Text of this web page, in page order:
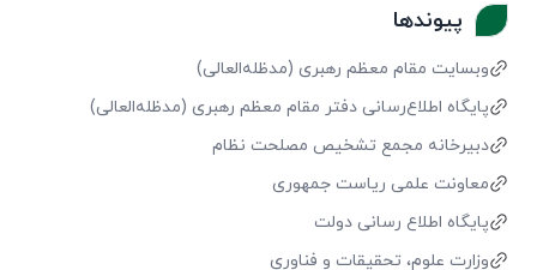
پیوندها
وبسایت مقام معظم رهبری (مد‌ظله‌العالی)
پایگاه اطلاع‌رسانی دفتر مقام معظم رهبری (مد‌ظله‌العالی)
دبیرخانه مجمع تشخیص مصلحت نظام
معاونت علمی ریاست جمهوری
پایگاه اطلاع رسانی دولت
وزارت علوم، تحقیقات و فناوری